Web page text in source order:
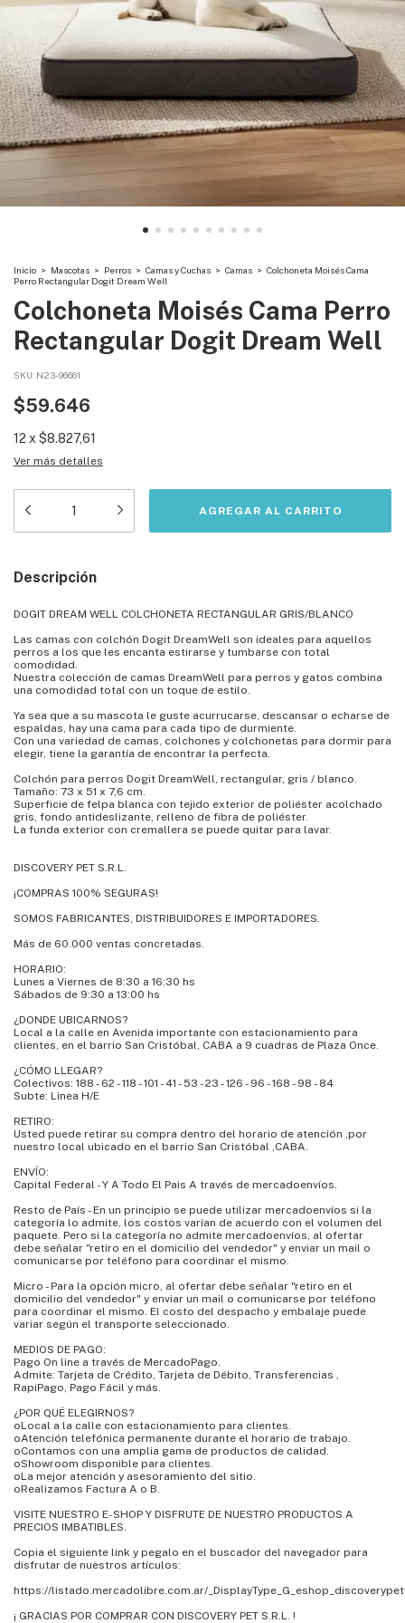
Inicio > Mascotas > Perros > Camas y Cuchas > Camas > Colchoneta Moisés Cama
Perro Rectangular Dogit Dream Well
Colchoneta Moisés Cama Perro
Rectangular Dogit Dream Well
SKU: N23-96661
$59.646
12 x $8.827,61
Ver más detalles
Descripción
DOGIT DREAM WELL COLCHONETA RECTANGULAR GRIS/BLANCO
Las camas con colchón Dogit DreamWell son ideales para aquellos
perros a los que les encanta estirarse y tumbarse con total
comodidad.
Nuestra colección de camas DreamWell para perros y gatos combina
una comodidad total con un toque de estilo.
Ya sea que a su mascota le guste acurrucarse, descansar o echarse de
espaldas, hay una cama para cada tipo de durmiente.
Con una variedad de camas, colchones y colchonetas para dormir para
elegir, tiene la garantía de encontrar la perfecta.
Colchón para perros Dogit DreamWell, rectangular, gris / blanco.
Tamaño: 73 x 51 x 7,6 cm.
Superficie de felpa blanca con tejido exterior de poliéster acolchado
gris, fondo antideslizante, relleno de fibra de poliéster.
La funda exterior con cremallera se puede quitar para lavar.
DISCOVERY PET S.R.L.
¡COMPRAS 100% SEGURAS!
SOMOS FABRICANTES, DISTRIBUIDORES E IMPORTADORES.
Más de 60.000 ventas concretadas.
HORARIO:
Lunes a Viernes de 8:30 a 16:30 hs
Sábados de 9:30 a 13:00 hs
¿DONDE UBICARNOS?
Local a la calle en Avenida importante con estacionamiento para
clientes, en el barrio San Cristóbal, CABA a 9 cuadras de Plaza Once.
¿CÓMO LLEGAR?
Colectivos: 188 - 62 - 118 - 101 - 41 - 53 - 23 - 126 - 96 - 168 - 98 - 84
Subte: Linea H/E
RETIRO:
Usted puede retirar su compra dentro del horario de atención ,por
nuestro local ubicado en el barrio San Cristóbal ,CABA.
ENVÍO:
Capital Federal - Y A Todo El Pais A través de mercadoenvíos.
Resto de País - En un principio se puede utilizar mercadoenvíos si la
categoría lo admite, los costos varían de acuerdo con el volumen del
paquete. Pero si la categoría no admite mercadoenvíos, al ofertar
debe señalar "retiro en el domicilio del vendedor" y enviar un mail o
comunicarse por teléfono para coordinar el mismo.
Micro - Para la opción micro, al ofertar debe señalar "retiro en el
domicilio del vendedor" y enviar un mail o comunicarse por teléfono
para coordinar el mismo. El costo del despacho y embalaje puede
variar según el transporte seleccionado.
MEDIOS DE PAGO:
Pago On line a través de MercadoPago.
Admite: Tarjeta de Crédito, Tarjeta de Débito, Transferencias ,
RapiPago, Pago Fácil y más.
¿POR QUÉ ELEGIRNOS?
oLocal a la calle con estacionamiento para clientes.
oAtención telefónica permanente durante el horario de trabajo.
oContamos con una amplia gama de productos de calidad.
oShowroom disponible para clientes.
oLa mejor atención y asesoramiento del sitio.
oRealizamos Factura A o B.
VISITE NUESTRO E-SHOP Y DISFRUTE DE NUESTRO PRODUCTOS A
PRECIOS IMBATIBLES.
Copia el siguiente link y pegalo en el buscador del navegador para
disfrutar de nuestros artículos:
https://listado.mercadolibre.com.ar/
¡ GRACIAS POR COMPRAR CON DISCOVERY PET S.R.L. !